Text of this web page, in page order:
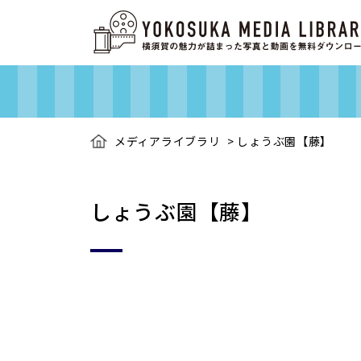
メディアライブラリ > しょうぶ園【藤】
しょうぶ園【藤】